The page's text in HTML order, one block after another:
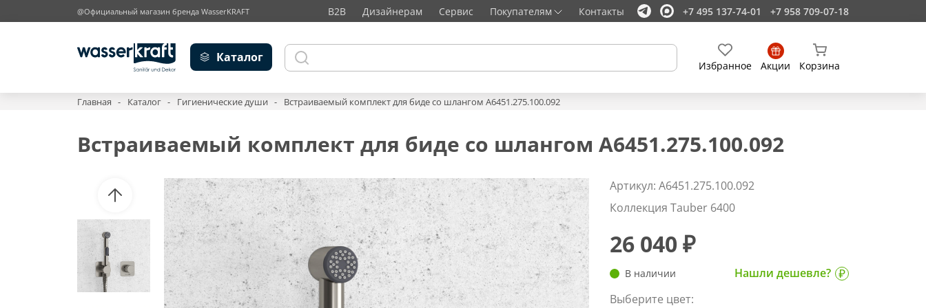
@Официальный магазин бренда WasserKRAFT B2B Дизайнерам Сервис Покупателям Контакты +7 495 137-74-01 +7 958 709-07-18
Каталог
Избранное Акции Корзина
Главная Каталог Гигиенические души Встраиваемый комплект для биде со шлангом A6451.275.100.092
Встраиваемый комплект для биде со шлангом A6451.275.100.092
Артикул: A6451.275.100.092
Коллекция Tauber 6400
26 040 ₽
В наличии
Нашли дешевле?
Выберите цвет: